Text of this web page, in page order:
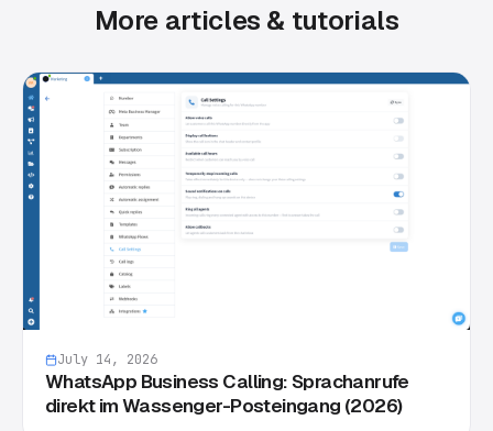
More articles & tutorials
July 14, 2026
WhatsApp Business Calling: Sprachanrufe
direkt im Wassenger-Posteingang (2026)